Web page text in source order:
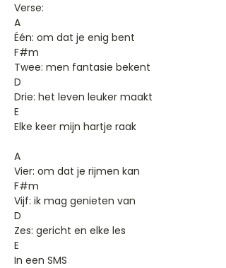
Verse:
A
Één: om dat je enig bent
F#m
Twee: men fantasie bekent
D
Drie: het leven leuker maakt
E
Elke keer mijn hartje raak
A
Vier: om dat je rijmen kan
F#m
Vijf: ik mag genieten van
D
Zes: gericht en elke les
E
In een SMS